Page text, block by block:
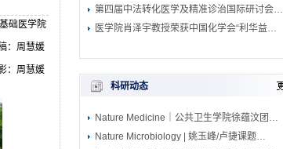
础医学院
：周慧媛
：周慧媛
第四届中法转化医学及精准诊治国际研讨会…
医学院肖泽宇教授荣获中国化学会“利华益…
科研动态
Nature Medicine｜公共卫生学院徐蕴汶团…
Nature Microbiology | 姚玉峰/卢捷课题…